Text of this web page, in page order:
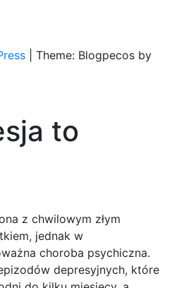
Theme: Blogpecos by
to
z chwilowym złym
jednak w
choroba psychiczna.
depresyjnych, które